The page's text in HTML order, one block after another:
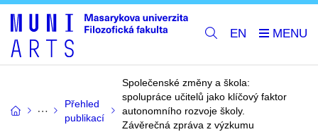
EN
Přehled
publikací
Společenské změny a škola:
spolupráce učitelů jako klíčový faktor
autonomního rozvoje školy.
Závěrečná zpráva z výzkumu